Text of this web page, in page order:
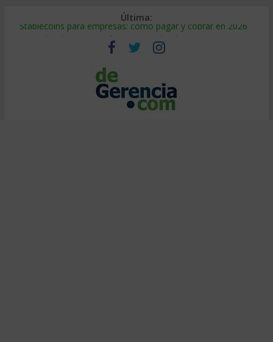
Última:
Stablecoins para empresas: cómo pagar y cobrar en 2026
Despido silencioso: qué es y por qué sale tan caro
IA en selección de personal: cómo auditarla a tiempo
Trabajo forzoso en la cadena de suministro: qué hacer
Mercado hispano de EE. UU.: cómo segmentarlo y venderle